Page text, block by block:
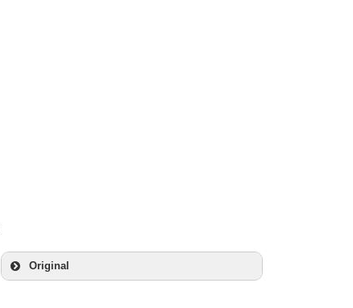
Original